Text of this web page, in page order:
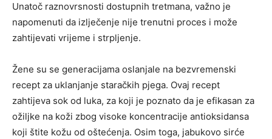
Unatoč raznovrsnosti dostupnih tretmana, važno je
napomenuti da izlječenje nije trenutni proces i može
zahtijevati vrijeme i strpljenje.
Žene su se generacijama oslanjale na bezvremenski
recept za uklanjanje staračkih pjega. Ovaj recept
zahtijeva sok od luka, za koji je poznato da je efikasan za
ožiljke na koži zbog visoke koncentracije antioksidansa
koji štite kožu od oštećenja. Osim toga, jabukovo sirće